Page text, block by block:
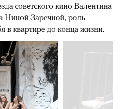
советского кино Валентина
Ниной Заречной, роль
в квартире до конца жизни.